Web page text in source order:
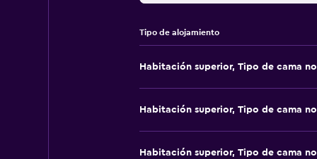
Tipo de alojamiento
Habitación superior, Tipo de cama
Habitación superior, Tipo de cama
Habitación superior, Tipo de cama